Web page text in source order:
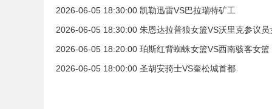
2026-06-05 18:30:00 凯勒迅雷VS巴拉瑞特矿工
2026-06-05 18:30:00 朱恩达拉普狼女篮VS沃里克参议员
2026-06-05 18:20:00 珀斯红背蜘蛛女篮VS西南骇客女篮
2026-06-05 18:00:00 圣胡安骑士VS奎松城首都